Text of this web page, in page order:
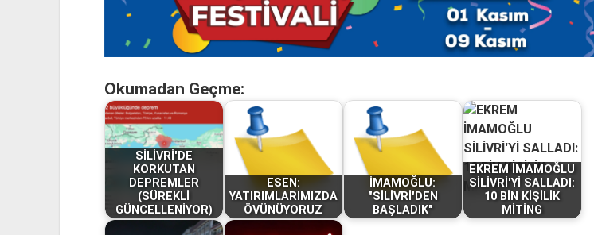
Okumadan Geçme:
SİLİVRİ'DE
KORKUTAN
DEPREMLER
(SÜREKLİ
GÜNCELLENİYOR)
ESEN:
YATIRIMLARIMIZDA
ÖVÜNÜYORUZ
İMAMOĞLU:
"SİLİVRİ'DEN
BAŞLADIK"
EKREM İMAMOĞLU
SİLİVRİ'Yİ SALLADI:
10 BİN KİŞİLİK
MİTİNG